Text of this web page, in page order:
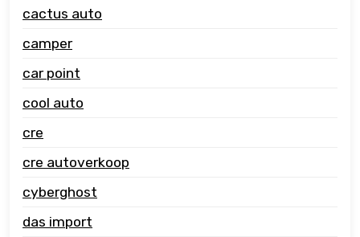
cactus auto
camper
car point
cool auto
cre
cre autoverkoop
cyberghost
das import